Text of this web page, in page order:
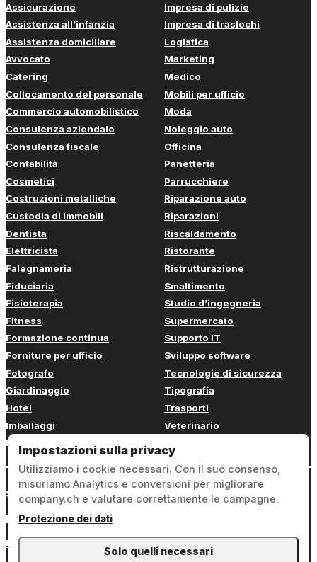
Assicurazione
Assistenza all’infanzia
Assistenza domiciliare
Avvocato
Catering
Collocamento del personale
Commercio automobilistico
Consulenza aziendale
Consulenza fiscale
Contabilità
Cosmetici
Costruzioni metalliche
Custodia di immobili
Dentista
Elettricista
Falegnameria
Fiduciaria
Fisioterapia
Fitness
Formazione continua
Forniture per ufficio
Fotografo
Giardinaggio
Hotel
Imballaggi
Imbianchino
Impresa di pulizie
Impresa di traslochi
Logistica
Marketing
Medico
Mobili per ufficio
Moda
Noleggio auto
Officina
Panetteria
Parrucchiere
Riparazione auto
Riparazioni
Riscaldamento
Ristorante
Ristrutturazione
Smaltimento
Studio d’ingegneria
Supermercato
Supporto IT
Sviluppo software
Tecnologie di sicurezza
Tipografia
Trasporti
Veterinario
Sign in
Note legali
Protezione dei dati
Impostazioni sulla privacy
Utilizziamo i cookie necessari. Con il suo consenso,
misuriamo Analytics e conversioni per migliorare
company.ch e valutare correttamente le campagne.
Protezione dei dati
Solo quelli necessari